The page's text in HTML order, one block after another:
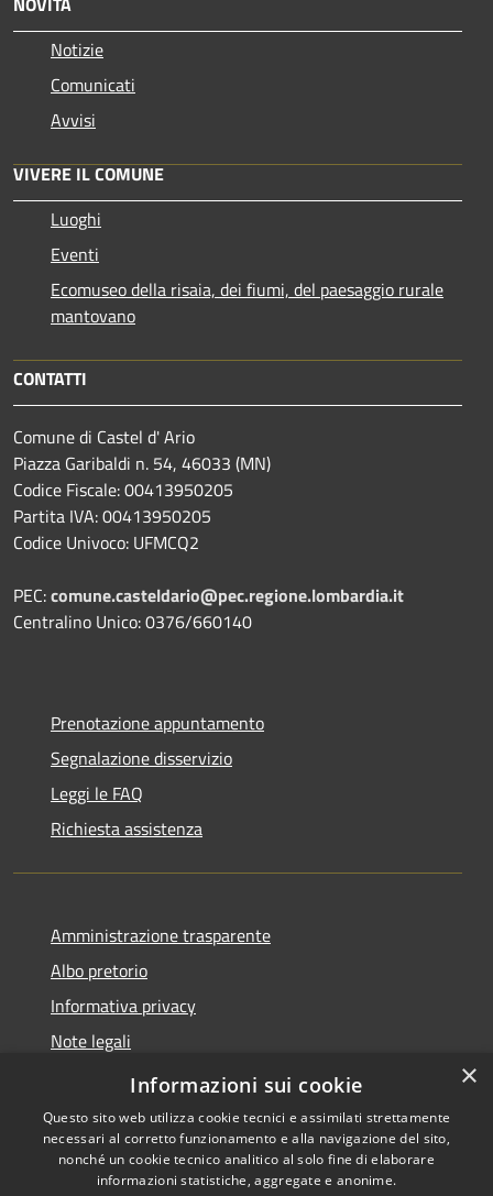
Notizie
Comunicati
Avvisi
VIVERE IL COMUNE
Luoghi
Eventi
Ecomuseo della risaia, dei fiumi, del paesaggio rurale
mantovano
CONTATTI
Comune di Castel d' Ario
Piazza Garibaldi n. 54, 46033 (MN)
Codice Fiscale: 00413950205
Partita IVA: 00413950205
Codice Univoco: UFMCQ2
PEC:comune.casteldario@pec.regione.lombardia.it
Centralino Unico: 0376/660140
Prenotazione appuntamento
Segnalazione disservizio
Leggi le FAQ
Richiesta assistenza
Amministrazione trasparente
Albo pretorio
Informativa privacy
Note legali
Dichiarazione di accessibilità
Copyright © 2026 • Comune di
×
Informazioni sui cookie
Questo sito web utilizza cookie tecnici e assimilati strettamente
necessari al corretto funzionamento e alla navigazione del sito,
nonché un cookie tecnico analitico al solo fine di elaborare
informazioni statistiche, aggregate e anonime.